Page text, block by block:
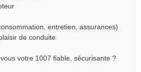
entretien, assurances)
de conduite
votre 1007 fiable, sécurisante ?